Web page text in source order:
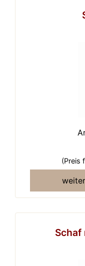
(Preis
Schaf